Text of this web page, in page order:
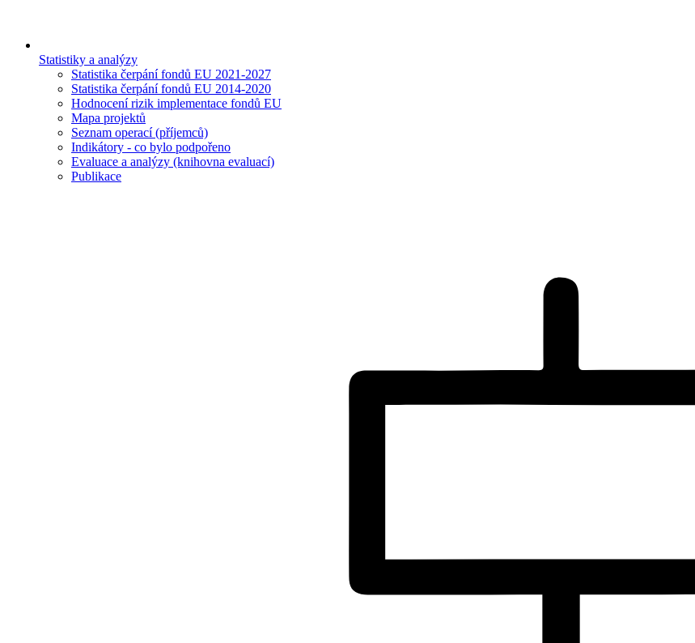
Statistiky a analýzy
Statistika čerpání fondů EU 2021-2027
Statistika čerpání fondů EU 2014-2020
Hodnocení rizik implementace fondů EU
Mapa projektů
Seznam operací (příjemců)
Indikátory - co bylo podpořeno
Evaluace a analýzy (knihovna evaluací)
Publikace